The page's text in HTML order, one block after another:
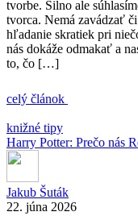
tvorbe. Silno ale
tvorca. Nemá zavádzať
hľadanie skratiek pri
nás dokáže odmakať a
to, čo […]
celý článok
knižné tipy
Harry Potter: Prečo nás
Jakub Šuták
22. júna 2026